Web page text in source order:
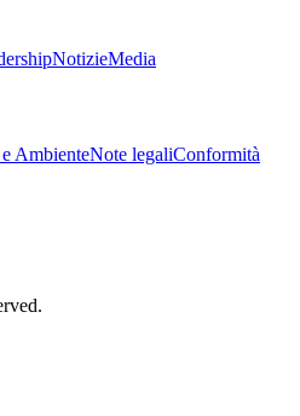
NotizieMedia
AmbienteNote legaliConformità